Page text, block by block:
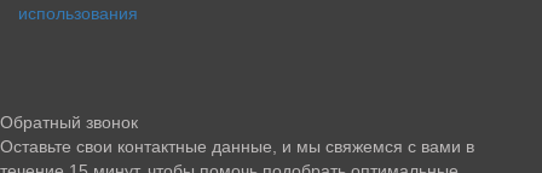
использования
Обратный звонок
Оставьте свои контактные данные, и мы свяжемся с вами в